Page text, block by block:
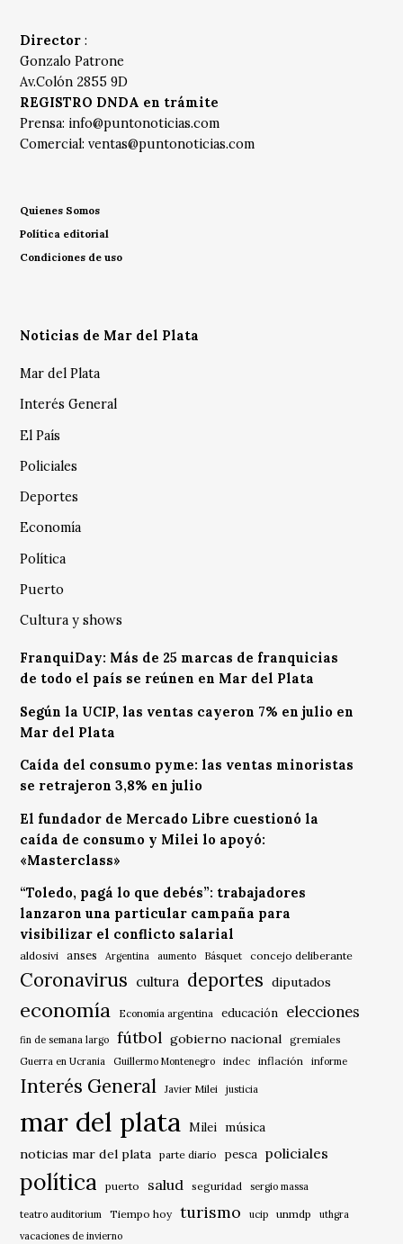
Director :
Gonzalo Patrone
Av.Colón 2855 9D
REGISTRO DNDA en trámite
Prensa: info@puntonoticias.com
Comercial:ventas@puntonoticias.com
Quienes Somos
Política editorial
Condiciones de uso
Noticias de Mar del Plata
Mar del Plata
Interés General
El País
Policiales
Deportes
Economía
Política
Puerto
Cultura y shows
FranquiDay: Más de 25 marcas de franquicias
de todo el país se reúnen en Mar del Plata
Según la UCIP, las ventas cayeron 7% en julio en
Mar del Plata
Caída del consumo pyme: las ventas minoristas
se retrajeron 3,8% en julio
El fundador de Mercado Libre cuestionó la
caída de consumo y Milei lo apoyó:
«Masterclass»
“Toledo, pagá lo que debés”: trabajadores
lanzaron una particular campaña para
visibilizar el conflicto salarial
aldosivi anses Argentina aumento Básquet concejo deliberante
Coronavirus cultura deportes diputados
economía Economía argentina educación elecciones
fin de semana largo fútbol gobierno nacional gremiales
Guerra en Ucrania Guillermo Montenegro indec inflación informe
Interés General Javier Milei justicia
mar del plata Milei música
noticias mar del plata
parte diario pesca policiales
política puerto salud seguridad sergio massa
teatro auditorium Tiempo hoy turismo ucip unmdp
uthgra
vacaciones de invierno